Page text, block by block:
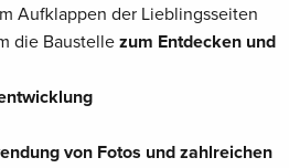
Aufklappen der Lieblingsseiten
die Baustellezum Entdecken und
von Fotos und zahlreichen